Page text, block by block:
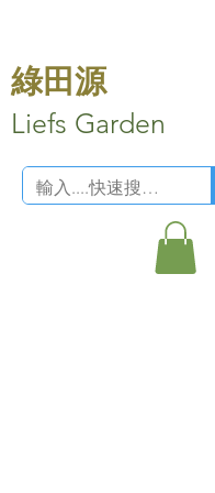
綠田源
Liefs Garden